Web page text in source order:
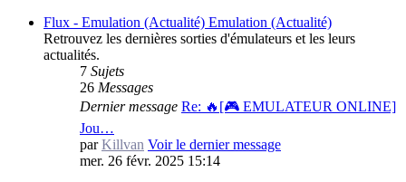
Flux - Emulation (Actualité) Emulation (Actualité)
Retrouvez les dernières sorties d'émulateurs et les leurs
actualités.
7 Sujets
26 Messages
Dernier message Re: 🔥[🎮 EMULATEUR ONLINE]
Jou…
parKillvan Voir le dernier message
mer. 26 févr. 2025 15:14